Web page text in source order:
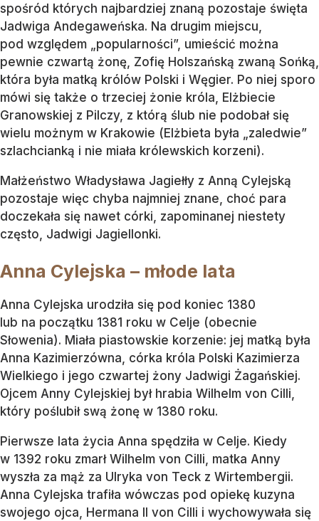
spośród których najbardziej znaną pozostaje święta
Jadwiga Andegaweńska. Na drugim miejscu,
pod względem „popularności”, umieścić można
pewnie czwartą żonę, Zofię Holszańską zwaną Sońką,
która była matką królów Polski i Węgier. Po niej sporo
mówi się także o trzeciej żonie króla, Elżbiecie
Granowskiej z Pilczy, z którą ślub nie podobał się
wielu możnym w Krakowie (Elżbieta była „zaledwie”
szlachcianką i nie miała królewskich korzeni).
Małżeństwo Władysława Jagiełły z Anną Cylejską
pozostaje więc chyba najmniej znane, choć para
doczekała się nawet córki, zapominanej niestety
często, Jadwigi Jagiellonki.
Anna Cylejska – młode lata
Anna Cylejska urodziła się pod koniec 1380
lub na początku 1381 roku w Celje (obecnie
Słowenia). Miała piastowskie korzenie: jej matką była
Anna Kazimierzówna, córka króla Polski Kazimierza
Wielkiego i jego czwartej żony Jadwigi Żagańskiej.
Ojcem Anny Cylejskiej był hrabia Wilhelm von Cilli,
który poślubił swą żonę w 1380 roku.
Pierwsze lata życia Anna spędziła w Celje. Kiedy
w 1392 roku zmarł Wilhelm von Cilli, matka Anny
wyszła za mąż za Ulryka von Teck z Wirtembergii.
Anna Cylejska trafiła wówczas pod opiekę kuzyna
swojego ojca, Hermana II von Cilli i wychowywała się